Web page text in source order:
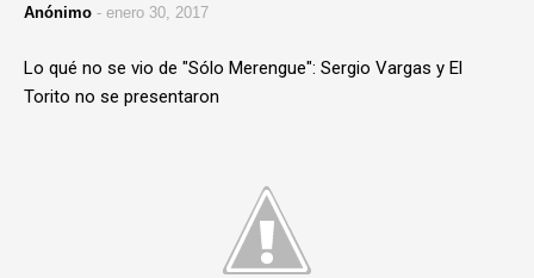
Anónimo - enero 30, 2017
Lo qué no se vio de "Sólo Merengue": Sergio Vargas y El
Torito no se presentaron